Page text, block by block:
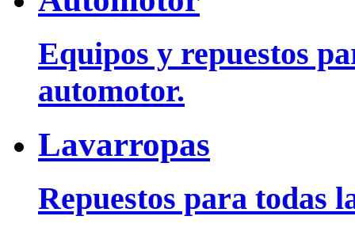
Equipos y repuestos
automotor.
Lavarropas
Repuestos para todas